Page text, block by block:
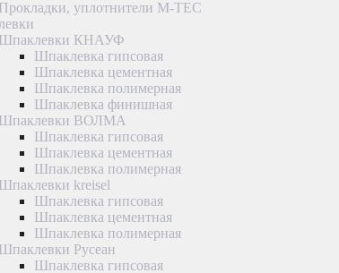
Прокладки, уплотнители M-TEC
Шпаклевки КНАУФ
Шпаклевка гипсовая
Шпаклевка цементная
Шпаклевка полимерная
Шпаклевка финишная
Шпаклевки ВОЛМА
Шпаклевка гипсовая
Шпаклевка цементная
Шпаклевка полимерная
Шпаклевки kreisel
Шпаклевка гипсовая
Шпаклевка цементная
Шпаклевка полимерная
Шпаклевки Русеан
Шпаклевка гипсовая